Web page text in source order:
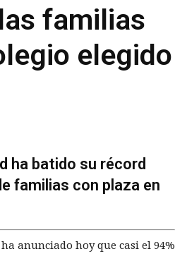
familias
elegido
ha batido su récord
familias con plaza en
anunciado hoy que casi el 94%